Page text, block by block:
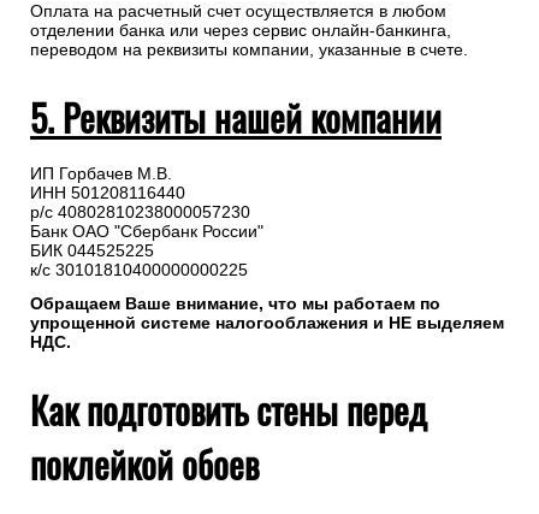
Оплата на расчетный счет осуществляется в любом
отделении банка или через сервис онлайн-банкинга,
переводом на реквизиты компании, указанные в счете.
5. Реквизиты нашей компании
ИП Горбачев М.В.
ИНН 501208116440
р/с 40802810238000057230
Банк ОАО "Сбербанк России"
БИК 044525225
к/с 30101810400000000225
Обращаем Ваше внимание, что мы работаем по
упрощенной системе налогооблажения и НЕ выделяем
НДС.
Как подготовить стены перед
поклейкой обоев